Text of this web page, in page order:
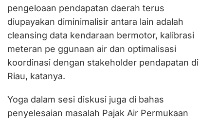
pengeloaan pendapatan daerah terus
diupayakan diminimalisir antara lain adalah
cleansing data kendaraan bermotor, kalibrasi
meteran pe ggunaan air dan optimalisasi
koordinasi dengan stakeholder pendapatan di
Riau, katanya.
Yoga dalam sesi diskusi juga di bahas
penyelesaian masalah Pajak Air Permukaan